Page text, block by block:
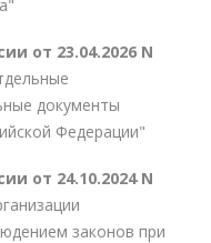
от 23.04.2026 N
документы
Федерации"
от 24.10.2024 N
законов при